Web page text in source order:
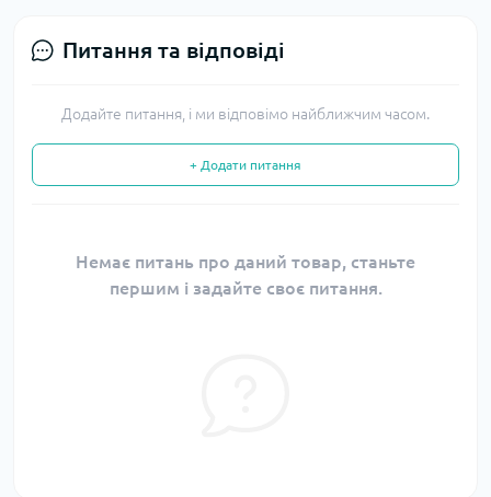
Питання та відповіді
Додайте питання, і ми відповімо найближчим часом.
+ Додати питання
Немає питань про даний товар, станьте
першим і задайте своє питання.